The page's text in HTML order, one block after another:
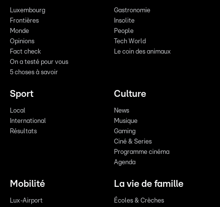
Luxembourg
Frontières
Monde
Opinions
Fact check
On a testé pour vous
5 choses à savoir
Gastronomie
Insolite
People
Tech World
Le coin des animaux
Sport
Local
International
Résultats
Culture
News
Musique
Gaming
Ciné & Series
Programme cinéma
Agenda
Mobilité
Lux-Airport
La vie de famille
Écoles & Crèches